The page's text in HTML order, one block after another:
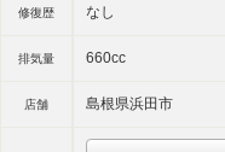
修復歴
排気量
店舗
なし
660cc
島根県浜田市